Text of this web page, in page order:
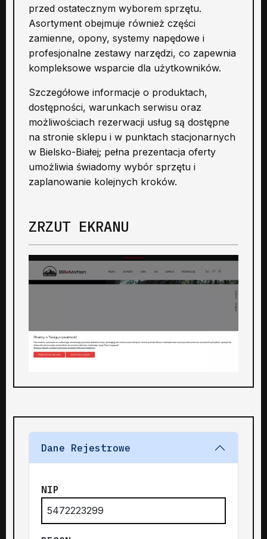
przed ostatecznym wyborem sprzętu.
Asortyment obejmuje również części
zamienne, opony, systemy napędowe i
profesjonalne zestawy narzędzi, co zapewnia
kompleksowe wsparcie dla użytkowników.
Szczegółowe informacje o produktach,
dostępności, warunkach serwisu oraz
możliwościach rezerwacji usług są dostępne
na stronie sklepu i w punktach stacjonarnych
w Bielsko-Białej; pełna prezentacja oferty
umożliwia świadomy wybór sprzętu i
zaplanowanie kolejnych kroków.
ZRZUT EKRANU
Dane Rejestrowe
NIP
5472223299